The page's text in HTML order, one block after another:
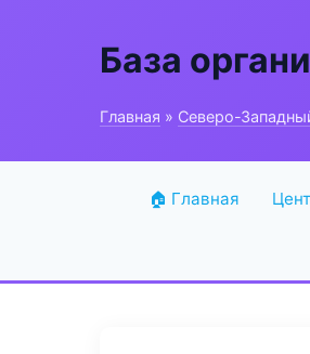
База
Главная » Северо-
🏠 Главная